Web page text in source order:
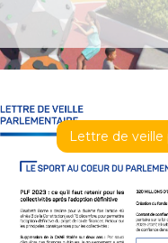
Lettre de veille